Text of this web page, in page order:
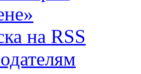
на RSS